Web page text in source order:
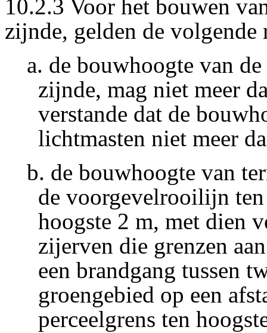
10.2.3 Voor het bouwen
zijnde, gelden de volgende
a. de bouwhoogte van
zijnde, mag niet meer
verstande dat de
lichtmasten niet meer
b. de bouwhoogte van
de voorgevelrooilijn ten
hoogste 2 m, met dien
zijerven die grenzen
een brandgang tussen
groengebied op een
perceelgrens ten